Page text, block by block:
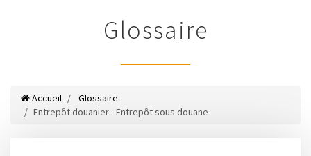
Glossaire
Accueil
Glossaire
Entrepôt douanier - Entrepôt sous douane